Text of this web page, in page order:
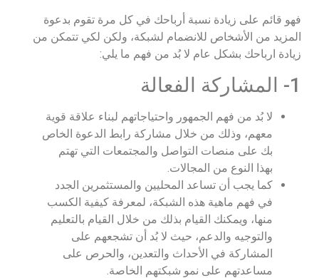
فهو قائم على زيادة نسبة أرباحك في كل مرة تقوم بدعوة
المزيد من الأشخاص للانضمام لشبكة، ولكن لكي تتمكن من
زيادة ارباحك بشكل عام لا بُد من فهم ما يلي:
1- المشاركة الفعالة
لا بُد من فهم الجمهور واحتياجاتهم لبناء علاقة قوية
معهم، وذلك من خلال مشاركة رابط الدعوة الخاص
بك على منصات التواصل والمجتمعات التي تهتم
بهذا النوع من المجالات.
كما يجب أن تساعد المحليين والمستثمرين الجدد
في فهم ماهية هذه الشبكة، لمعرفة كيفية الكسب
منها، ويمكنك القيام بذلك من خلال القيام بالتعليم
والتوجيه والدعم، حيث لا بُد أن تشجعهم على
المشاركة في الأحداث والتعدين، والحرص على
مساعدتهم على نمو شبكتهم الخاصة.